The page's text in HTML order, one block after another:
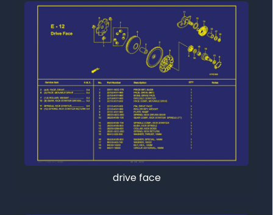
drive face